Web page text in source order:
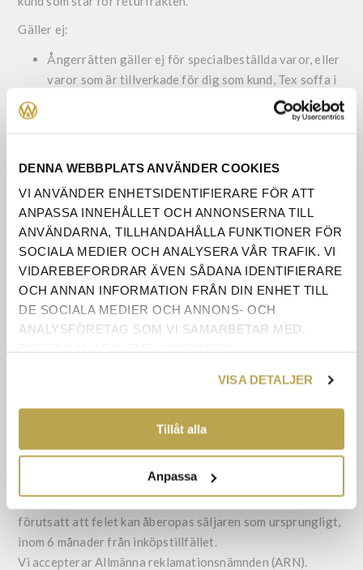
DENNA WEBBPLATS ANVÄNDER COOKIES
VI ANVÄNDER ENHETSIDENTIFIERARE FÖR ATT
ANPASSA INNEHÅLLET OCH ANNONSERNA TILL
ANVÄNDARNA, TILLHANDAHÅLLA FUNKTIONER FÖR
SOCIALA MEDIER OCH ANALYSERA VÅR TRAFIK. VI
VIDAREBEFORDRAR ÄVEN SÅDANA IDENTIFIERARE
OCH ANNAN INFORMATION FRÅN DIN ENHET TILL
DE SOCIALA MEDIER OCH ANNONS- OCH
ANALYSFÖRETAG SOM VI SAMARBETAR MED.
DU HAR TILLHANDAHÅLLIT ELLER SOM DE HAR
SAMLAT IN NÄR DU HAR ANVÄNT DERAS
VISA DETALJER
Tillåt alla
Anpassa
Gäller ej:
Ångerrätten gäller ej för specialbeställda varor, eller
varor som är tillverkade för dig som kund, Tex soffa i
eget val tyg eller trämöbel som träslaget är valt av
dig. För mera information kontakta butiken.
saknas.
Ändring av vara, efter beställning
Vid önskemål om ändring i din beställning kontakta
oss snarast så ska vi undersöka om ändringen är
möjlig att genomföra.
Har din vara redan börjat tillverkas eller
leverantören, så går det inte att ändra lagd
sätt du anser att varan är felaktig, samt fotografi på
Vi skickar sedan en förbetald returfraktsedel och
Du har enligt lag, reklamationsrätt på din vara i 3 år
förutsatt att felet kan åberopas säljaren som ursprungligt,
inom 6 månader från inköpstillfället.
Vi accepterar Allmänna reklamationsnämnden (ARN).